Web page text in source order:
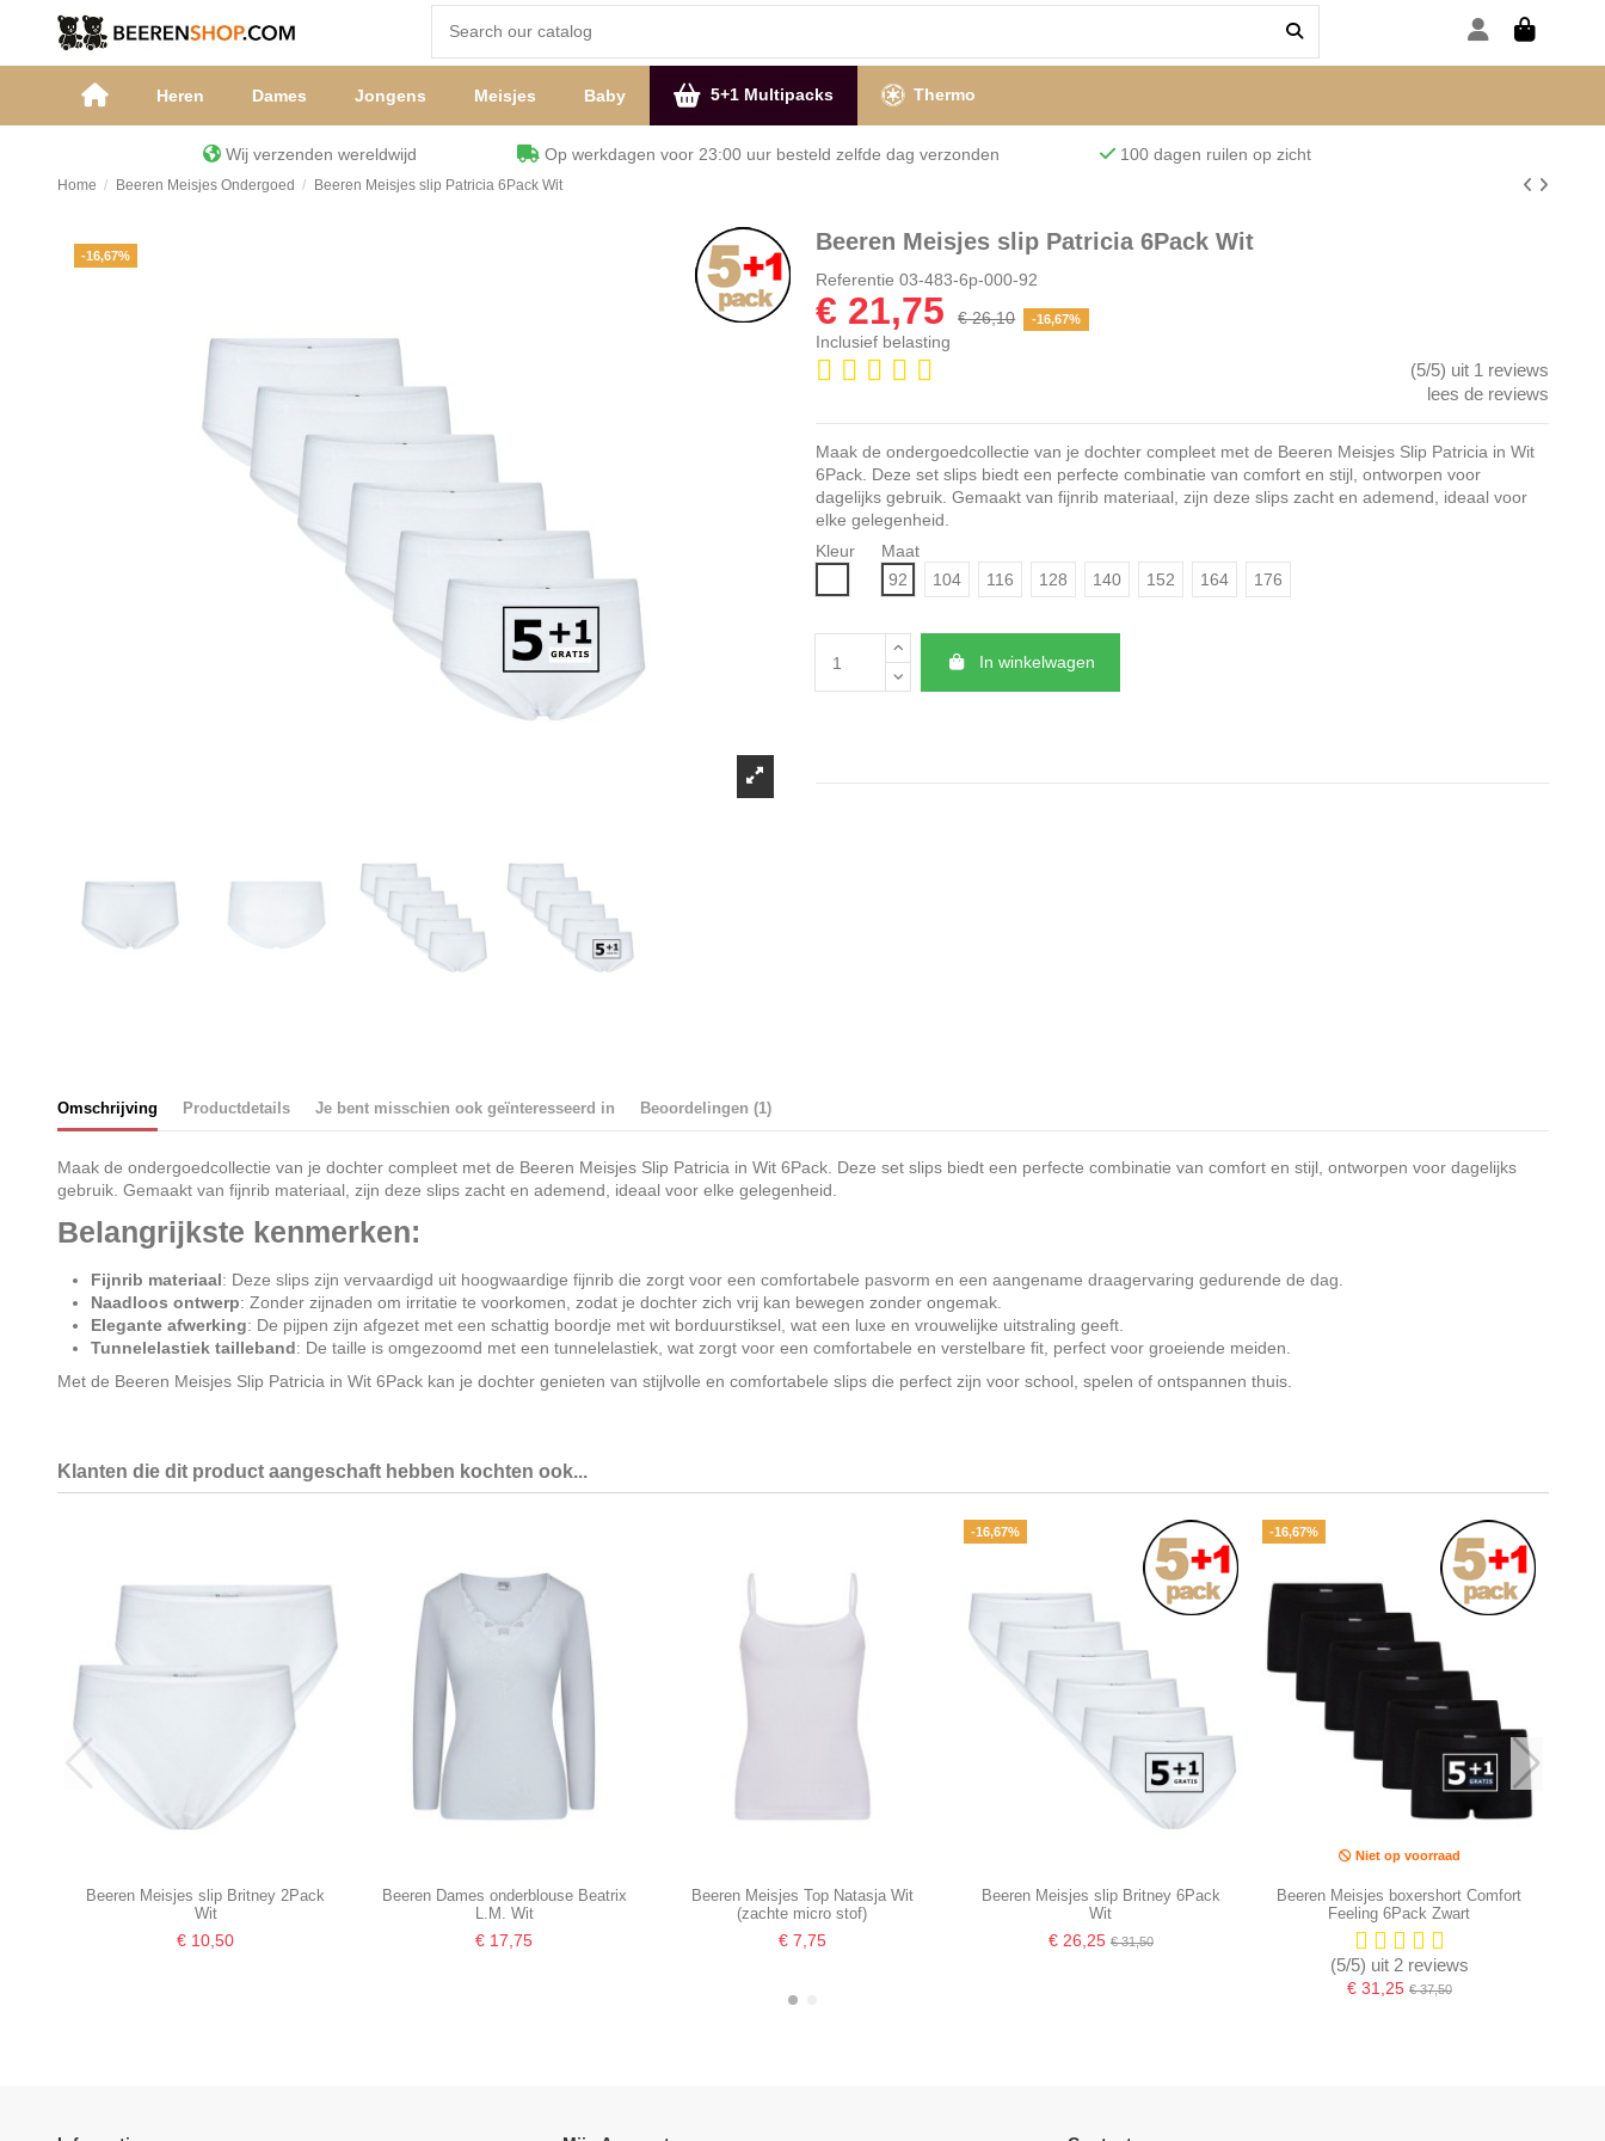
Heren Dames Jongens Meisjes Baby 5+1 Multipacks Thermo
Wij verzenden wereldwijd Op werkdagen voor 23:00 uur besteld zelfde dag verzonden 100 dagen ruilen op zicht
Home Beeren Meisjes Ondergoed Beeren Meisjes slip Patricia 6Pack Wit
-16,67%
Beeren Meisjes slip Patricia 6Pack Wit
Referentie 03-483-6p-000-92
€ 21,75 € 26,10 -16,67%
Inclusief belasting
(5/5) uit 1 reviews
lees de reviews
Maak de ondergoedcollectie van je dochter compleet met de Beeren Meisjes Slip Patricia in Wit
6Pack. Deze set slips biedt een perfecte combinatie van comfort en stijl, ontworpen voor
dagelijks gebruik. Gemaakt van fijnrib materiaal, zijn deze slips zacht en ademend, ideaal voor
elke gelegenheid.
Kleur
Maat
92
104 116 128 140 152 164 176
In winkelwagen
Omschrijving Productdetails Je bent misschien ook geïnteresseerd in Beoordelingen (1)
Maak de ondergoedcollectie van je dochter compleet met de Beeren Meisjes Slip Patricia in Wit 6Pack. Deze set slips biedt een perfecte combinatie van comfort en stijl, ontworpen voor dagelijks
gebruik. Gemaakt van fijnrib materiaal, zijn deze slips zacht en ademend, ideaal voor elke gelegenheid.
Belangrijkste kenmerken:
Fijnrib materiaal: Deze slips zijn vervaardigd uit hoogwaardige fijnrib die zorgt voor een comfortabele pasvorm en een aangename draagervaring gedurende de dag.
Naadloos ontwerp: Zonder zijnaden om irritatie te voorkomen, zodat je dochter zich vrij kan bewegen zonder ongemak.
Elegante afwerking: De pijpen zijn afgezet met een schattig boordje met wit borduurstiksel, wat een luxe en vrouwelijke uitstraling geeft.
Tunnelelastiek tailleband: De taille is omgezoomd met een tunnelelastiek, wat zorgt voor een comfortabele en verstelbare fit, perfect voor groeiende meiden.
Met de Beeren Meisjes Slip Patricia in Wit 6Pack kan je dochter genieten van stijlvolle en comfortabele slips die perfect zijn voor school, spelen of ontspannen thuis.
Klanten die dit product aangeschaft hebben kochten ook...
Beeren Meisjes slip Britney 2Pack
Wit
€ 10,50
Beeren Dames onderblouse Beatrix
L.M. Wit
€ 17,75
Beeren Meisjes Top Natasja Wit
(zachte micro stof)
€ 7,75
-16,67%
Beeren Meisjes slip Britney 6Pack
Wit
€ 26,25 € 31,50
-16,67%
Niet op voorraad
Beeren Meisjes boxershort Comfort
Feeling 6Pack Zwart
(5/5) uit 2 reviews
€ 31,25 € 37,50